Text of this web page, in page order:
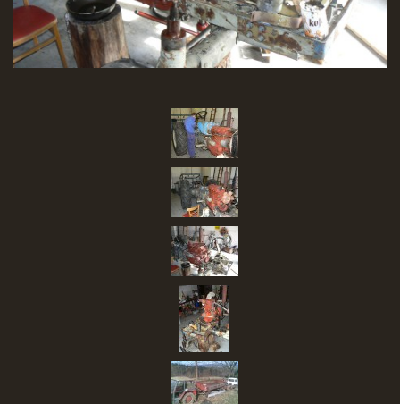
SBĚR VYSLOUŽILÉHO ELEKTROZAŘÍZENÍ
English Deutsch
© 2026 eStránky.cz